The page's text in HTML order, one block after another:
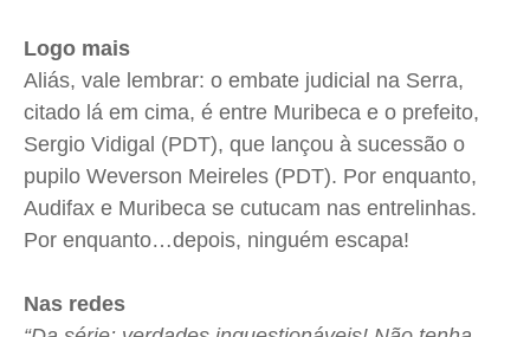
Logo mais
Aliás, vale lembrar: o embate judicial na Serra,
citado lá em cima, é entre Muribeca e o prefeito,
Sergio Vidigal (PDT), que lançou à sucessão o
pupilo Weverson Meireles (PDT). Por enquanto,
Audifax e Muribeca se cutucam nas entrelinhas.
Por enquanto…depois, ninguém escapa!
Nas redes